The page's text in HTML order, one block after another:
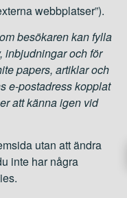
webbplatser”).
besökaren kan fylla
inbjudningar och för
papers, artiklar och
e-postadress kopplat
att känna igen vid
utan att ändra
inte har några